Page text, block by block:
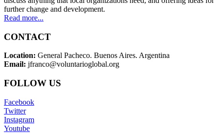
further change and development.
Read more...
CONTACT
Location: General Pacheco. Buenos Aires. Argentina
Email: jfranco@voluntarioglobal.org
FOLLOW US
Facebook
Twitter
Instagram
Youtube